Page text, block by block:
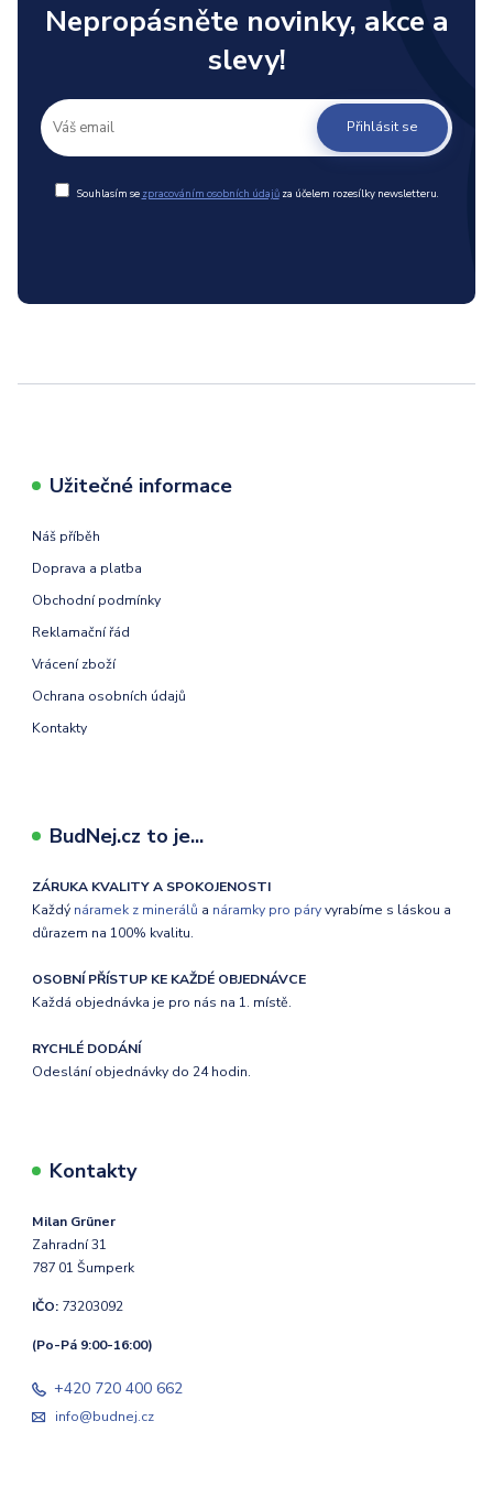
Nepropásněte novinky, akce a
slevy!
Přihlásit se
Souhlasím se zpracováním osobních údajůza účelem rozesílky newsletteru.
Užitečné informace
Náš příběh
Doprava a platba
Obchodní podmínky
Reklamační řád
Vrácení zboží
Ochrana osobních údajů
Kontakty
BudNej.cz to je...
ZÁRUKA KVALITY A SPOKOJENOSTI
Každý náramek z minerálů a náramky pro páryvyrabíme s láskou a
důrazem na 100% kvalitu.
OSOBNÍ PŘÍSTUP KE KAŽDÉ OBJEDNÁVCE
Každá objednávka je pro nás na 1. místě.
RYCHLÉ DODÁNÍ
Odeslání objednávky do 24 hodin.
Kontakty
Milan Grüner
Zahradní 31
787 01 Šumperk
IČO: 73203092
(Po-Pá 9:00-16:00)
+420 720 400 662
info@budnej.cz